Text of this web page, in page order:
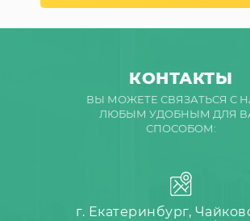
КОНТАКТЫ
ВЫ МОЖЕТЕ СВЯЗАТЬСЯ С
ЛЮБЫМ УДОБНЫМ ДЛЯ
СПОСОБОМ:
г. Екатеринбург,